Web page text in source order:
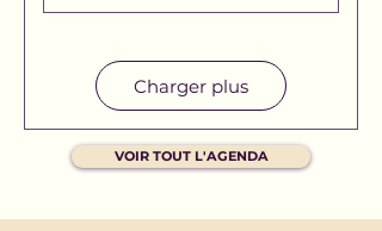
Charger plus
VOIR TOUT L'AGENDA